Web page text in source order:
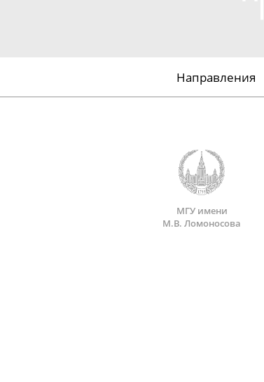
Направления
МГУ имени
М.В. Ломоносова